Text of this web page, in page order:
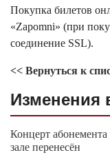
Покупка билетов
«Zapomni» (при
соединение SSL).
<< Вернуться к
Изменения
Концерт
зале перенесён